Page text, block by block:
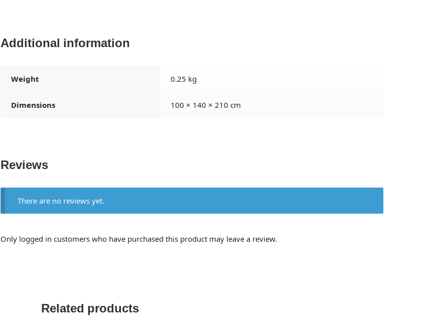
Additional information
Weight 0.25 kg
Dimensions 100 × 140 × 210 cm
Reviews
There are no reviews yet.
Only logged in customers who have purchased this product may leave a review.
Related products